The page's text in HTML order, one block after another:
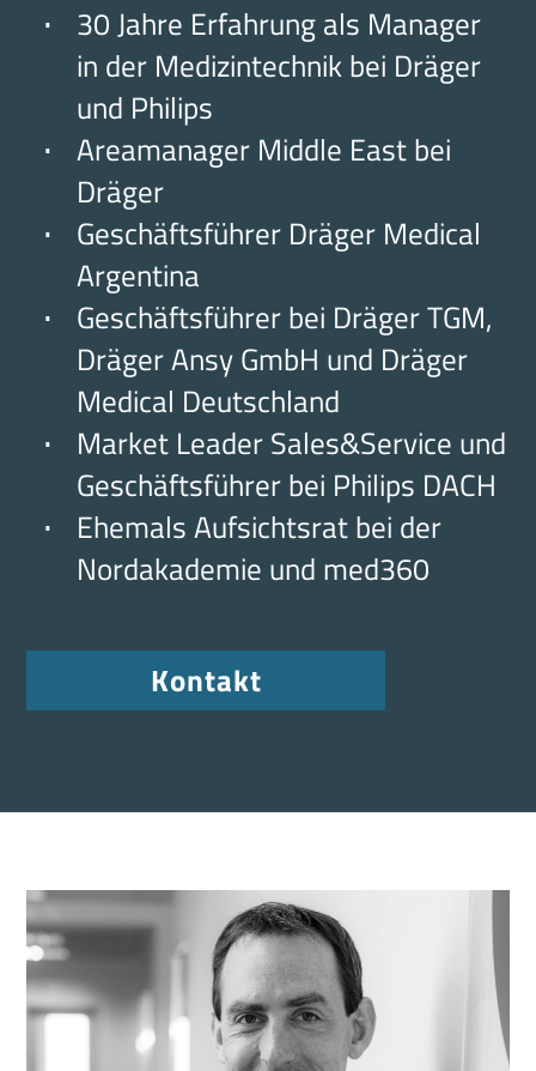
30 Jahre Erfahrung als Manager
in der Medizintechnik bei Dräger
und Philips
Areamanager Middle East bei
Dräger
Geschäftsführer Dräger Medical
Argentina
Geschäftsführer bei Dräger TGM,
Dräger Ansy GmbH und Dräger
Medical Deutschland
Market Leader Sales&Service und
Geschäftsführer bei Philips DACH
Ehemals Aufsichtsrat bei der
Nordakademie und med360
Kontakt